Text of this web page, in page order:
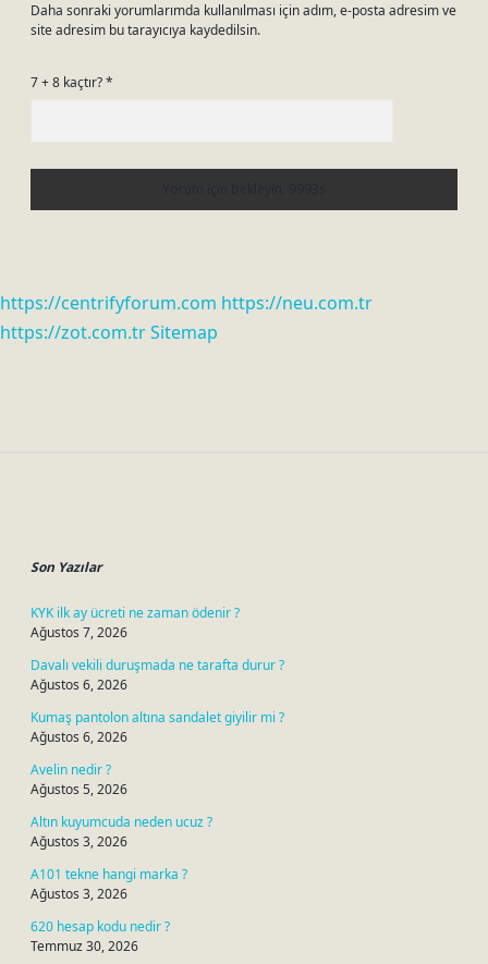
Daha sonraki yorumlarımda kullanılması için adım, e-posta adresim ve
site adresim bu tarayıcıya kaydedilsin.
7 + 8 kaçtır?*
https://centrifyforum.com https://neu.com.tr
https://zot.com.trSitemap
Son Yazılar
KYK ilk ay ücreti ne zaman ödenir ?
Ağustos 7, 2026
Davalı vekili duruşmada ne tarafta durur ?
Ağustos 6, 2026
Kumaş pantolon altına sandalet giyilir mi ?
Ağustos 6, 2026
Avelin nedir ?
Ağustos 5, 2026
Altın kuyumcuda neden ucuz ?
Ağustos 3, 2026
A101 tekne hangi marka ?
Ağustos 3, 2026
620 hesap kodu nedir ?
Temmuz 30, 2026